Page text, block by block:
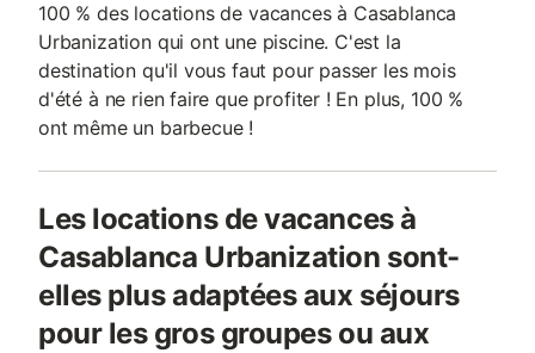
100 % des locations de vacances à Casablanca
Urbanization qui ont une piscine. C'est la
destination qu'il vous faut pour passer les mois
d'été à ne rien faire que profiter ! En plus, 100 %
ont même un barbecue !
Les locations de vacances à
Casablanca Urbanization sont-
elles plus adaptées aux séjours
pour les gros groupes ou aux